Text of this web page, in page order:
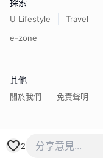
2
U Lifestyle Travel
e-zone
其他
關於我們 免責聲明
香港經濟日報版權所有©